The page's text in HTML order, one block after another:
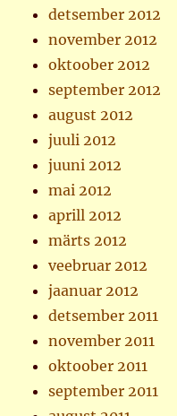
detsember 2012
november 2012
oktoober 2012
september 2012
august 2012
juuli 2012
juuni 2012
mai 2012
aprill 2012
märts 2012
veebruar 2012
jaanuar 2012
detsember 2011
november 2011
oktoober 2011
september 2011